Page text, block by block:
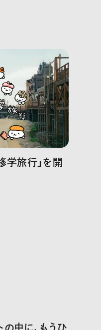
学旅行」を開
の中に、もうひ